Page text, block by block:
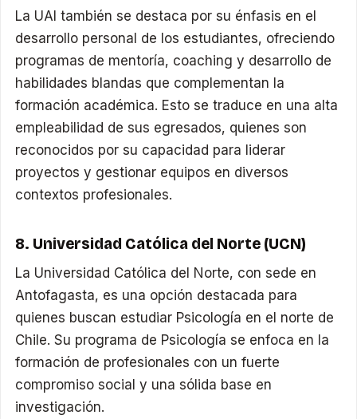
La UAI también se destaca por su énfasis en el
desarrollo personal de los estudiantes, ofreciendo
programas de mentoría, coaching y desarrollo de
habilidades blandas que complementan la
formación académica. Esto se traduce en una alta
empleabilidad de sus egresados, quienes son
reconocidos por su capacidad para liderar
proyectos y gestionar equipos en diversos
contextos profesionales.
8. Universidad Católica del Norte (UCN)
La Universidad Católica del Norte, con sede en
Antofagasta, es una opción destacada para
quienes buscan estudiar Psicología en el norte de
Chile. Su programa de Psicología se enfoca en la
formación de profesionales con un fuerte
compromiso social y una sólida base en
investigación.